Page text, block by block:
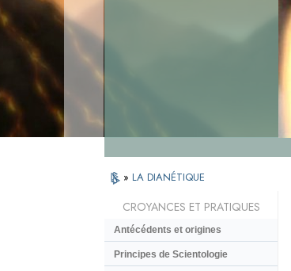
» LA DIANÉTIQUE
CROYANCES ET PRATIQUES
Antécédents et origines
Principes de Scientologie